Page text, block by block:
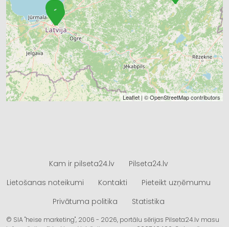
Leaflet | ©OpenStreetMapcontributors
Kam ir pilseta24.lv
Pilseta24.lv
Lietošanas noteikumi
Kontakti
Pieteikt uzņēmumu
Privātuma politika
Statistika
© SIA "heise marketing", 2006 - 2026, portālu sērijas Pilseta24.lv masu